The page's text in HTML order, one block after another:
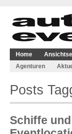
Home
Agenturen
Posts
Schiffe